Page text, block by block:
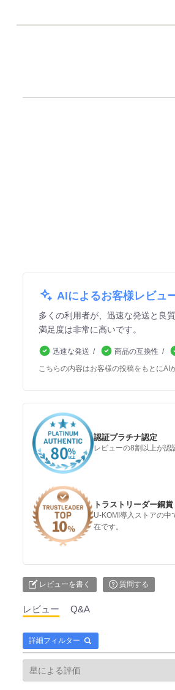
AIによるお客様レビュ
多くの利用者が、迅速な発送と良
満足度は非常に高いです。
迅速な発送 商品の互換性
こちらの内容はお客様の投稿をもとにAI
認証プラチナ認定
レビューの8割以上が認
トラストリーダー銅賞
U-KOMI導入ストアの中
在です。
レビューを書く 質問する
レビュー Q&A
詳細フィルター